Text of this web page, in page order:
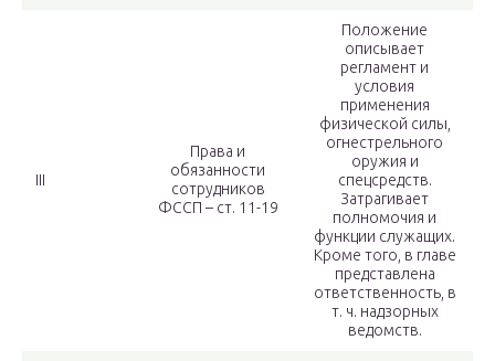
III
Права и
обязанности
сотрудников
ФССП – ст. 11-19
Положение
описывает
регламент и
условия
применения
физической силы,
огнестрельного
оружия и
спецсредств.
Затрагивает
полномочия и
функции служащих.
Кроме того, в главе
представлена
ответственность, в
т. ч. надзорных
ведомств.